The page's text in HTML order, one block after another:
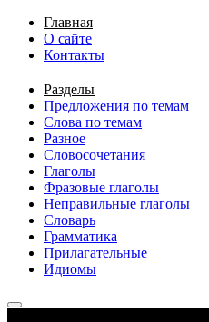
Перейти к основному
Главная
О сайте
Контакты
Разделы
Предложения по темам
Слова по темам
Разное
Словосочетания
Глаголы
Фразовые глаголы
Неправильные глаголы
Словарь
Грамматика
Прилагательные
Идиомы